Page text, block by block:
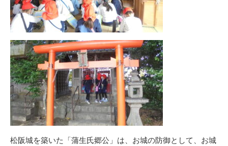
松阪城を築いた「蒲生氏郷公」は、お城の防御として、お城